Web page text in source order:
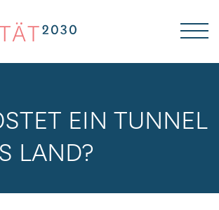
MOBILITÄTSKONZEPT
FILME
EIN TUNNEL
LAND?